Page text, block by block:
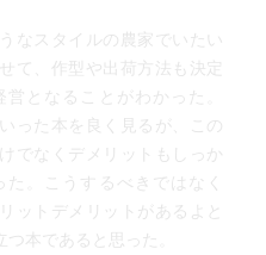
なスタイルの農家でいたい
て、作型や出荷方法も決定
となることがわかった。
った本を良く見るが、この
でなくデメリットもしっか
た。こうするべきではなく
ットデメリットがあるよと
本であると思った。